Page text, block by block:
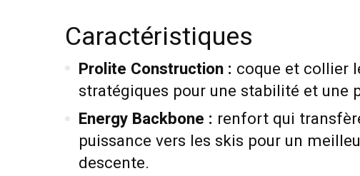
Caractéristiques
Prolite Construction : coque et collier
stratégiques pour une stabilité et une
Energy Backbone : renfort qui
puissance vers les skis pour un
descente.